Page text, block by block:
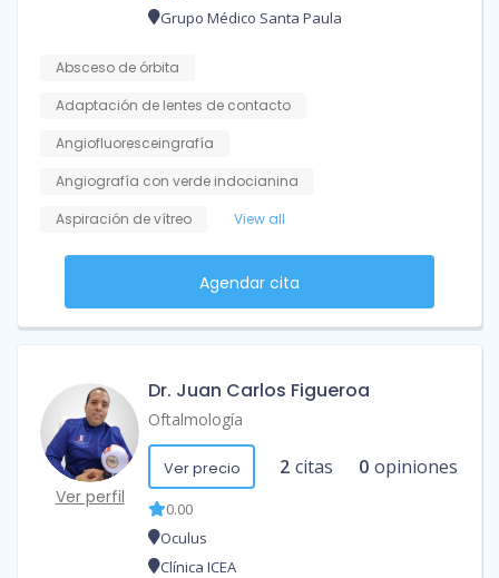
Grupo Médico Santa Paula
Absceso de órbita
Adaptación de lentes de contacto
Angiofluoresceingrafía
Angiografía con verde indocianina
Aspiración de vítreo
View all
Agendar cita
Ver perfil
Dr. Juan Carlos Figueroa
Oftalmología
Ver precio 2 citas 0 opiniones
0.00
Oculus
Clínica ICEA